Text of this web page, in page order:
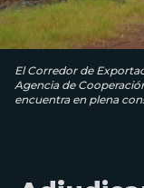
El Corredor de
Agencia de
encuentra en plena